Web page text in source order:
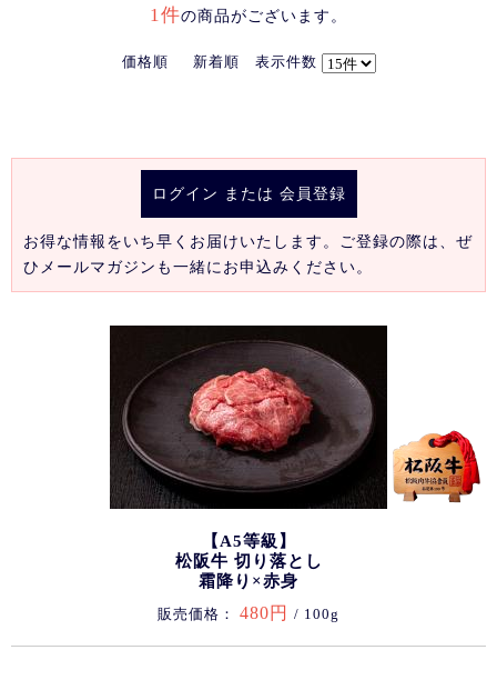
1件の商品がございます。
価格順 新着順 表示件数
ログイン または 会員登録
お得な情報をいち早くお届けいたします。ご登録の際は、ぜ
ひメールマガジンも一緒にお申込みください。
【A5等級】
松阪牛 切り落とし
霜降り×赤身
販売価格： 480円 / 100g